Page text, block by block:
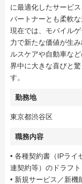
に最適化したサービ
パートナーとも柔軟な
現在では、モバイル
力で新たな価値が生
ルスケアや自動車な
界中に大きな喜びと
す。
勤務地
東京都渋谷区
職務内容
• 各種契約書（IPライ
連契約等）のドラフ
• 新規サービス／新機